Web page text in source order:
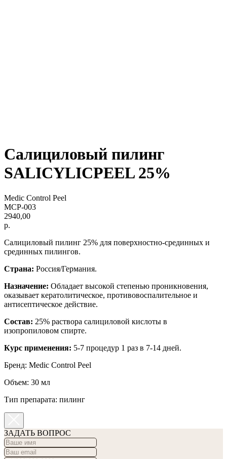
Cалициловый пилинг
SALICYLICPEEL 25%
Medic Control Peel
MCP-003
2940,00
р.
Салициловый пилинг 25% для поверхностно-срединных и
срединных пилингов.
Страна: Россия/Германия.
Назначение: Обладает высокой степенью проникновения,
оказывает кератолитическое, противовоспалительное и
антисептическое действие.
Состав: 25% раствора салициловой кислоты в
изопропиловом спирте.
Курс применения: 5-7 процедур 1 раз в 7-14 дней.
Бренд: Medic Control Peel
Объем: 30 мл
Тип препарата: пилинг
ЗАДАТЬ ВОПРОС